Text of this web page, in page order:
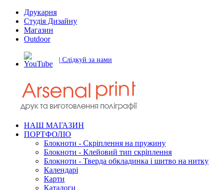
Друкарня
Студія Дизайну
Магазин
Outdoor
| Слідкуй за нами
НАШ МАГАЗИН
ПОРТФОЛІО
Блокноти - Скріплення на пружину
Блокноти - Клейовий тип скріплення
Блокноти - Тверда обкладинка і шитво на нитку
Календарі
Карти
Каталоги